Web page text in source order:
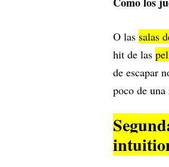
O las salas
hit de las
de escapar
poco de